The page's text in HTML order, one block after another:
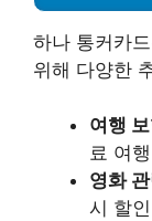
하나 통커카
위해 다양한
여행
료 여
영화
시 할